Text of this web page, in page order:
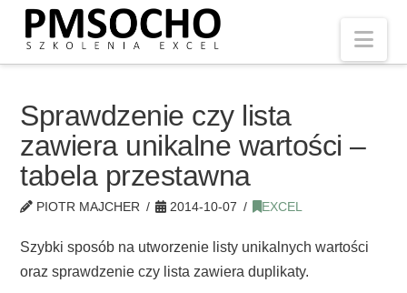
Sprawdzenie czy lista
zawiera unikalne wartości –
tabela przestawna
PIOTR MAJCHER 2014-10-07 EXCEL
Szybki sposób na utworzenie listy unikalnych wartości
oraz sprawdzenie czy lista zawiera duplikaty.